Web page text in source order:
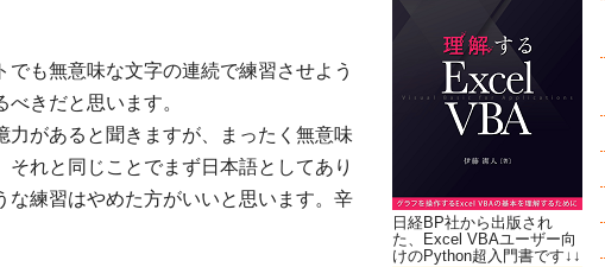
も無意味な文字の連続で練習させよう
きだと思います。
があると聞きますが、まったく無意味
れと同じことでまず日本語としてあり
な練習はやめた方がいいと思います。辛
日経BP社から出版され
た、Excel VBAユーザー向
けのPython超入門書です↓↓